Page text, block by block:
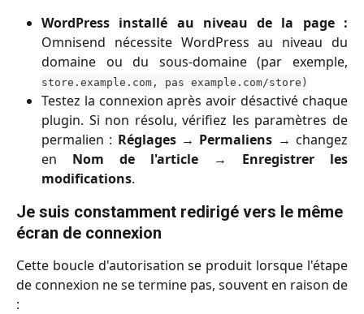
WordPress installé au niveau de la page :
Omnisend nécessite WordPress au niveau du
domaine ou du sous-domaine (par exemple,
store.example.com, pas example.com/store)
Testez la connexion après avoir désactivé chaque
plugin. Si non résolu, vérifiez les paramètres de
permalien : Réglages → Permaliens → changez
en Nom de l'article → Enregistrer les
modifications.
Je suis constamment redirigé vers le même
écran de connexion
Cette boucle d'autorisation se produit lorsque l'étape
de connexion ne se termine pas, souvent en raison de
: